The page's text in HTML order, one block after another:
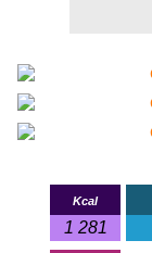
Kcal
1 281